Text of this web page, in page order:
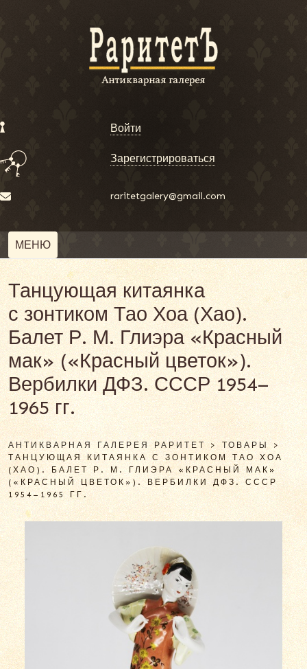
Войти
Зарегистрироваться
raritetgalery@gmail.com
МЕНЮ
Танцующая китаянка
с зонтиком Тао Хоа (Хао).
Балет Р. М. Глиэра «Красный
мак» («Красный цветок»).
Вербилки ДФЗ. СССР 1954–
1965 гг.
АНТИКВАРНАЯ ГАЛЕРЕЯ РАРИТЕТ>ТОВАРЫ >
ТАНЦУЮЩАЯ КИТАЯНКА С ЗОНТИКОМ ТАО ХОА
(ХАО). БАЛЕТ Р. М. ГЛИЭРА «КРАСНЫЙ МАК»
(«КРАСНЫЙ ЦВЕТОК»). ВЕРБИЛКИ ДФЗ. СССР
1954–1965 ГГ.